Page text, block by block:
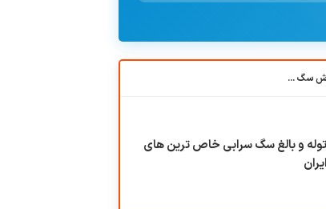
باشگاه بزرگ آموزش و پرورش سگ کوهرج کنل
توله و بالغ سگ سرابی خاص ترین های
ایران